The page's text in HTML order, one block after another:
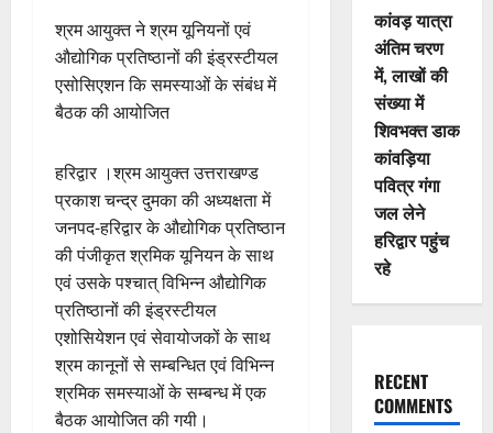
श्रम आयुक्त ने श्रम यूनियनों एवं
औद्योगिक प्रतिष्ठानों की इंड्रस्टीयल
एसोसिएशन कि समस्याओं के संबंध में
बैठक की आयोजित
हरिद्वार ।श्रम आयुक्त उत्तराखण्ड
प्रकाश चन्द्र दुमका की अध्यक्षता में
जनपद-हरिद्वार के औद्योगिक प्रतिष्ठान
की पंजीकृत श्रमिक यूनियन के साथ
एवं उसके पश्चात् विभिन्न औद्योगिक
प्रतिष्ठानों की इंड्रस्टीयल
एशोसियेशन एवं सेवायोजकों के साथ
श्रम कानूनों से सम्बन्धित एवं विभिन्न
श्रमिक समस्याओं के सम्बन्ध में एक
बैठक आयोजित की गयी।
कांवड़ यात्रा
अंतिम चरण
में, लाखों की
संख्या में
शिवभक्त डाक
कांवड़िया
पवित्र गंगा
जल लेने
हरिद्वार पहुंच
रहे
RECENT
COMMENTS